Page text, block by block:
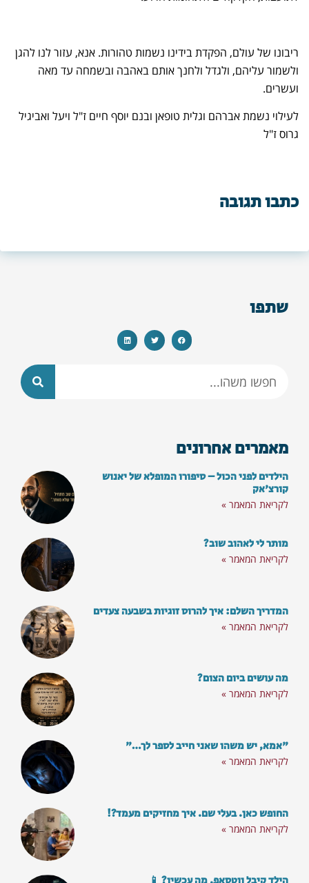
ריבונו של עולם, הפקדת בידינו נשמות טהורות. אנא, עזור לנו להגן
ולשמור עליהם, ולגדל ולחנך אותם באהבה ובשמחה עד מאה
ועשרים.
לעילוי נשמת אברהם וגלית טופאן ובנם יוסף חיים ז"ל ויעל ואביגיל
גרוס ז"ל
כתבו תגובה
שתפו
מאמרים אחרונים
הילדים לפני הכול – סיפורו המופלא של יאנוש
קורצ'אק
לקריאת המאמר »
מותר לי לאהוב שוב?
לקריאת המאמר »
המדריך השלם: איך להרוס זוגיות בשבעה צעדים
לקריאת המאמר »
מה עושים ביום הצום?
לקריאת המאמר »
"אמא, יש משהו שאני חייב לספר לך…"
לקריאת המאמר »
החופש כאן. בעלי שם. איך מחזיקים מעמד?!
לקריאת המאמר »